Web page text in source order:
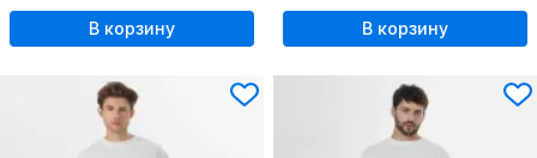
В корзину В корзину